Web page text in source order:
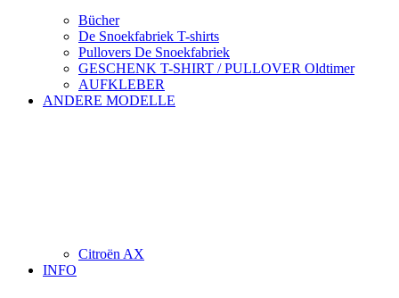
Bücher
De Snoekfabriek T-shirts
Pullovers De Snoekfabriek
GESCHENK T-SHIRT / PULLOVER Oldtimer
AUFKLEBER
ANDERE MODELLE
Citroën AX
INFO